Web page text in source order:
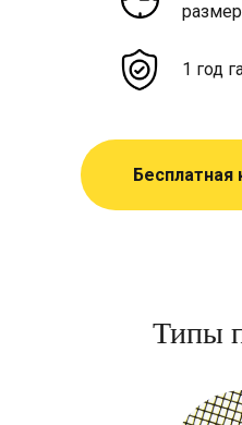
1 год
Бесплатная
Типы